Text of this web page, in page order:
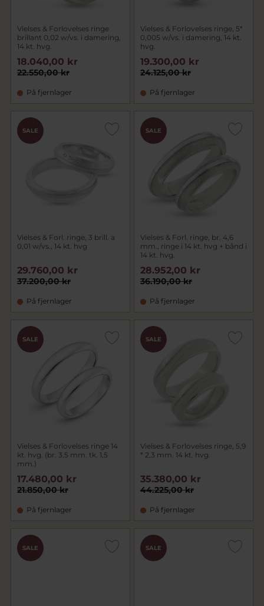
Vielses & Forlovelses ringe
brillant 0,02 w/vs. i damering,
14 kt. hvg.
22.550,00 kr
18.040,00 kr
På fjernlager
Vielses & Forlovelses ringe, 5*
0,005 w/vs. i damering, 14 kt.
hvg.
24.125,00 kr
19.300,00 kr
På fjernlager
SALE
Vielses & Forl. ringe, 3 brill. a
0,01 w/vs., 14 kt. hvg
37.200,00 kr
29.760,00 kr
På fjernlager
SALE
Vielses & Forl. ringe, br. 4,6
mm., ringe i 14 kt. hvg + bånd i
14 kt. hvg.
36.190,00 kr
28.952,00 kr
På fjernlager
SALE
Vielses & Forlovelses ringe 14
kt. hvg. (br. 3,5 mm. tk. 1,5
mm.)
21.850,00 kr
17.480,00 kr
På fjernlager
SALE
Vielses & Forlovelses ringe, 5,9
* 2,3 mm. 14 kt. hvg.
44.225,00 kr
35.380,00 kr
På fjernlager
SALE SALE